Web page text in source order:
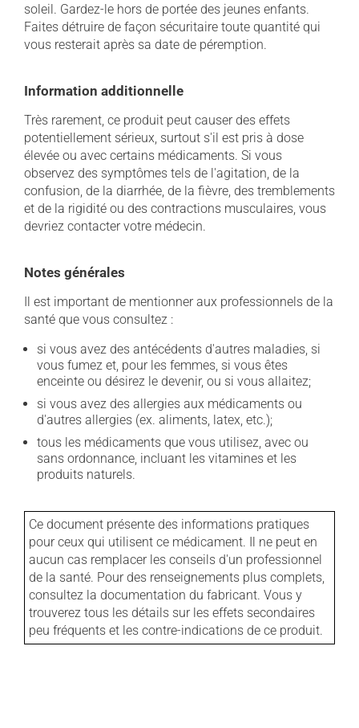
soleil. Gardez-le hors de portée des jeunes enfants.
Faites détruire de façon sécuritaire toute quantité qui
vous resterait après sa date de péremption.
Information additionnelle
Très rarement, ce produit peut causer des effets
potentiellement sérieux, surtout s'il est pris à dose
élevée ou avec certains médicaments. Si vous
observez des symptômes tels de l'agitation, de la
confusion, de la diarrhée, de la fièvre, des tremblements
et de la rigidité ou des contractions musculaires, vous
devriez contacter votre médecin.
Notes générales
Il est important de mentionner aux professionnels de la
santé que vous consultez :
si vous avez des antécédents d'autres maladies, si
vous fumez et, pour les femmes, si vous êtes
enceinte ou désirez le devenir, ou si vous allaitez;
si vous avez des allergies aux médicaments ou
d'autres allergies (ex. aliments, latex, etc.);
tous les médicaments que vous utilisez, avec ou
sans ordonnance, incluant les vitamines et les
produits naturels.
Ce document présente des informations pratiques
pour ceux qui utilisent ce médicament. Il ne peut en
aucun cas remplacer les conseils d'un professionnel
de la santé. Pour des renseignements plus complets,
consultez la documentation du fabricant. Vous y
trouverez tous les détails sur les effets secondaires
peu fréquents et les contre-indications de ce produit.